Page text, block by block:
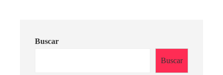
Buscar
Buscar